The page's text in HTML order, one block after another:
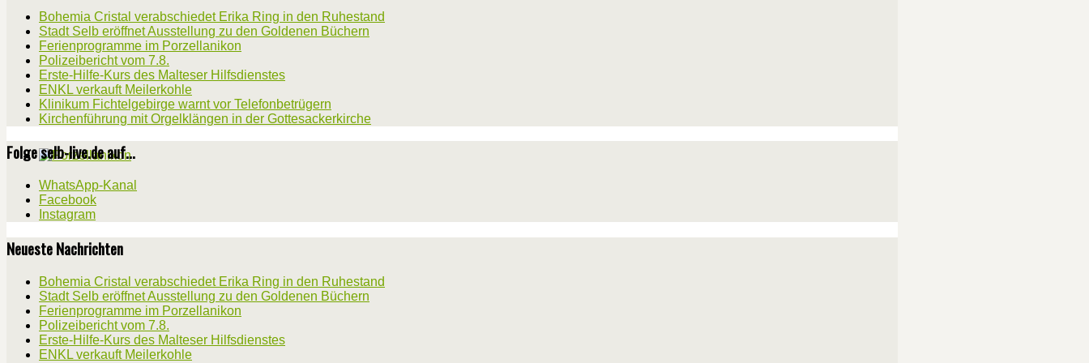
Bohemia Cristal verabschiedet Erika Ring in den Ruhestand
Stadt Selb eröffnet Ausstellung zu den Goldenen Büchern
Ferienprogramme im Porzellanikon
Polizeibericht vom 7.8.
Erste-Hilfe-Kurs des Malteser Hilfsdienstes
ENKL verkauft Meilerkohle
Klinikum Fichtelgebirge warnt vor Telefonbetrügern
Kirchenführung mit Orgelklängen in der Gottesackerkirche
Folge selb-live.de auf...
WhatsApp-Kanal
Facebook
Instagram
Neueste Nachrichten
Bohemia Cristal verabschiedet Erika Ring in den Ruhestand
Stadt Selb eröffnet Ausstellung zu den Goldenen Büchern
Ferienprogramme im Porzellanikon
Polizeibericht vom 7.8.
Erste-Hilfe-Kurs des Malteser Hilfsdienstes
ENKL verkauft Meilerkohle